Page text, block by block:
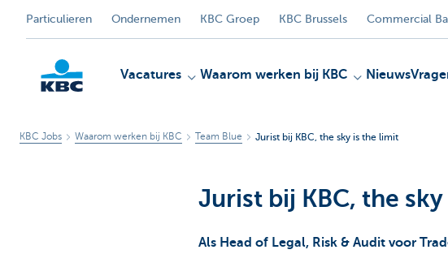
Particulieren Ondernemen KBC Groep KBC Brussels Commercial
Vacatures Waarom werken bij KBC Nieuws
KBC Jobs Waarom werken bij KBC Team Blue Jurist bij KBC, the sky is the limit
Jurist bij KBC, the
Als Head of Legal, Risk & Audit voor